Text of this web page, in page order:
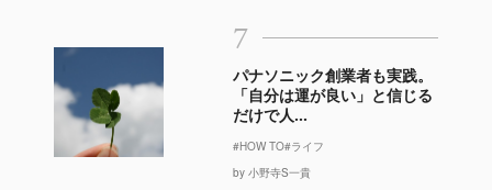
7
パナソニック創業者も実践。
「自分は運が良い」と信じる
だけで人...
#HOW TO#ライフ
by 小野寺S一貴